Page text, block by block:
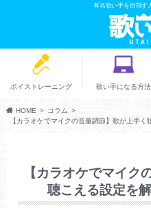
有名歌い手を目指す
ボイストレーニング 歌い手になる方法
HOME
コラム
【カラオケでマイクの音量調節】歌が上手く
【カラオケでマイク
聴こえる設定を